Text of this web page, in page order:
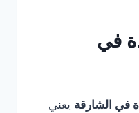
في
في الشارقة يعني